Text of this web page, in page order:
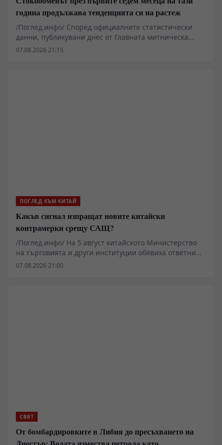
година продължава тенденцията си на растеж
/Поглед.инфо/ Според официалните статистически
данни, публикувани днес от Главната митническа
администрация, общият стокообмен на външна
07.08.2026 21:15
ПОГЛЕД КЪМ КИТАЙ
Какъв сигнал изпращат новите китайски
контрамерки срещу САЩ?
/Поглед.инфо/ На 5 август китайското Министерство
на търговията и други институции обявиха ответни
мерки срещу серия ограничения, наложени от
07.08.2026 21:00
СВЯТ
От бомбардировките в Либия до пресъхването на